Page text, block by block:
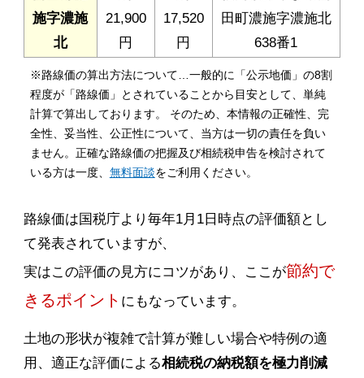
施字濃施
北
21,900
円
17,520
円
田町濃施字濃施北
638番1
※路線価の算出方法について…一般的に「公示地価」の8割
程度が「路線価」とされていることから目安として、単純
計算で算出しております。 そのため、本情報の正確性、完
全性、妥当性、公正性について、当方は一切の責任を負い
ません。正確な路線価の把握及び相続税申告を検討されて
いる方は一度、 無料面談をご利用ください。
路線価は国税庁より毎年1月1日時点の評価額とし
て発表されていますが、
実はこの評価の見方にコツがあり、ここが節約で
きるポイント にもなっています。
土地の形状が複雑で計算が難しい場合や特例の適
用、適正な評価による相続税の納税額を極力削減